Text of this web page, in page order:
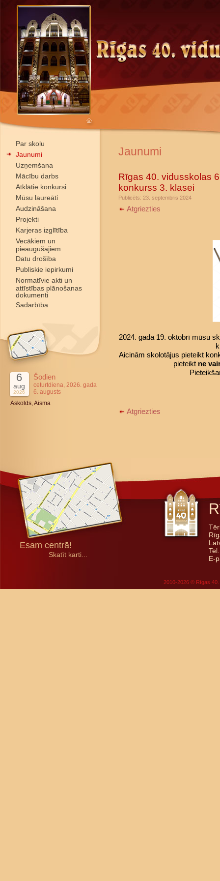
Par skolu
Jaunumi
Uzņemšana
Mācību darbs
Atklātie konkursi
Mūsu laureāti
Audzināšana
Projekti
Karjeras izglītība
Vecākiem un
pieaugušajiem
Datu drošība
Publiskie iepirkumi
Normatīvie akti un
attīstības plānošanas
dokumenti
Sadarbība
6
aug
2026
Šodien
ceturtdiena, 2026. gada
6. augusts
Askolds, Aisma
Jaunumi
Rīgas 40. vidusskolas
konkurss 3. klasei
Publicēts: 23. septembris 2024
Atgriezties
2024. gada 19. oktobrī mūsu
Aicinām skolotājus pieteikt
pieteikt ne
Atgriezties
Esam centrā!
Skatīt karti...
E-
2010-2026 © Rīgas